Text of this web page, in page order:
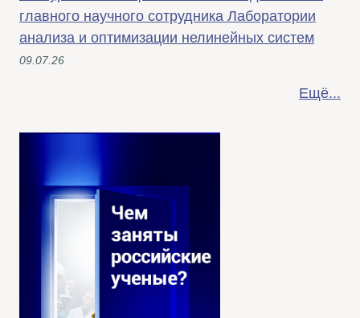
главного научного сотрудника Лаборатории
анализа и оптимизации нелинейных систем
09.07.26
Ещё...